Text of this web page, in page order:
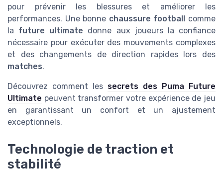
pour prévenir les blessures et améliorer les
performances. Une bonne chaussure football
comme
la future ultimate donne aux joueurs la confiance
nécessaire pour exécuter des mouvements complexes
et des changements de direction rapides lors des
matches.
Découvrez comment les secrets des Puma Future
Ultimate peuvent transformer votre expérience de jeu
en garantissant un confort et un ajustement
exceptionnels.
Technologie de traction et
stabilité